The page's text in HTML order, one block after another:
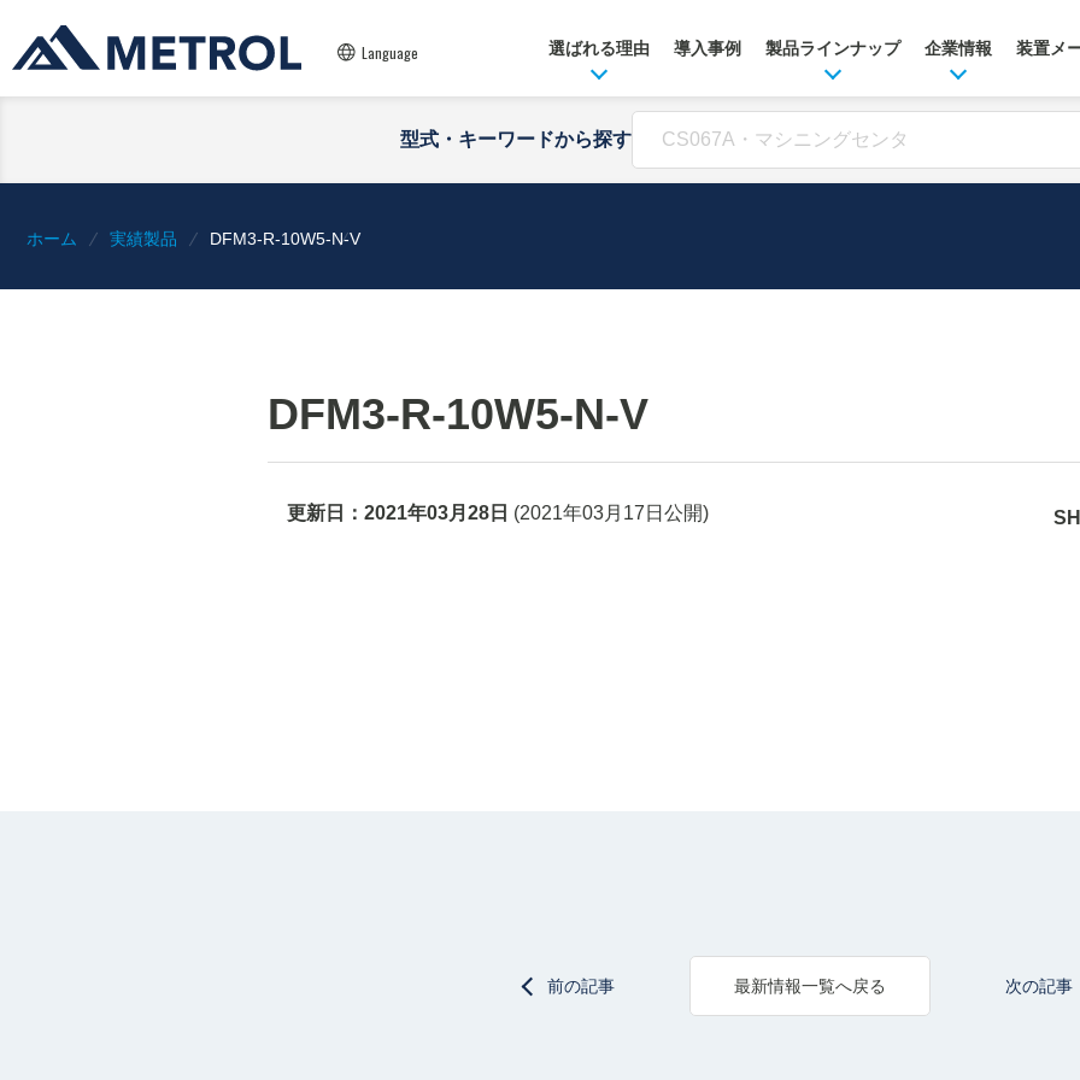
Language 選ばれる理由 導入事例 製品ラインナップ 企業情報 装置メ
型式・キーワードから探す
ホーム 実績製品 DFM3-R-10W5-N-V
DFM3-R-10W5-N-V
更新日： 2021年03月28日 (2021年03月17日 公開)
前の記事 最新情報一覧へ戻る 次の記事